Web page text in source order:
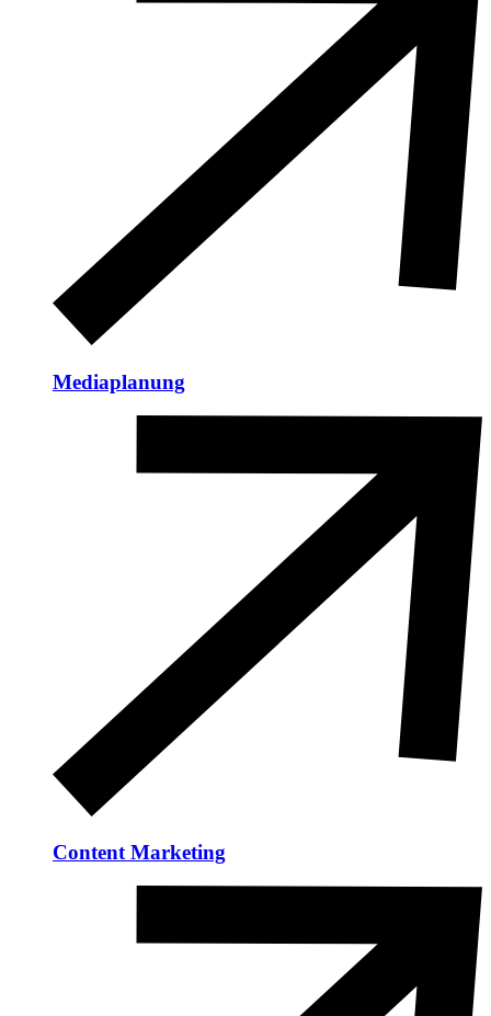
Mediaplanung
Content Marketing